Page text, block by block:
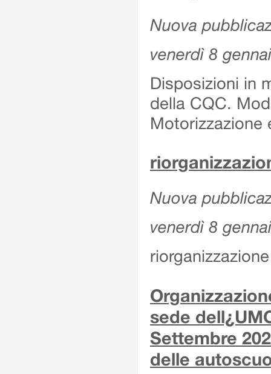
Nuova
venerdì 8
Disposizioni in
della CQC.
Motorizzazione
Nuova
venerdì 8
sede
Settembre
delle